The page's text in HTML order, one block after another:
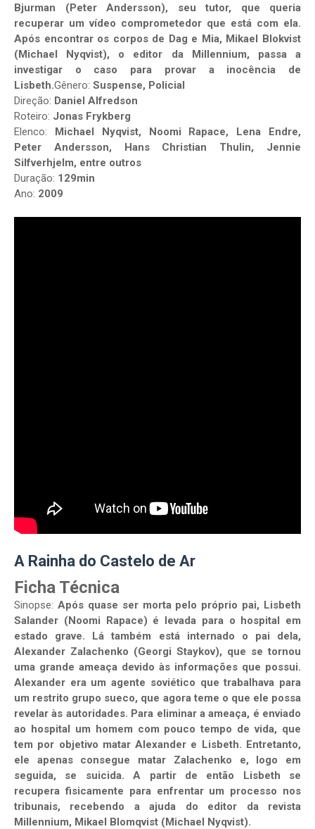
Bjurman (Peter Andersson), seu tutor, que queria
recuperar um vídeo comprometedor que está com ela.
Após encontrar os corpos de Dag e Mia, Mikael Blokvist
(Michael Nyqvist), o editor da Millennium, passa a
investigar o caso para provar a inocência de
Lisbeth.Gênero: Suspense, Policial
Direção: Daniel Alfredson
Roteiro: Jonas Frykberg
Elenco:
Michael Nyqvist, Noomi Rapace, Lena Endre,
Peter Andersson, Hans Christian Thulin, Jennie
Silfverhjelm, entre outros
Duração: 129min
Ano: 2009
A Rainha do Castelo de Ar
Ficha Técnica
Sinopse: Após quase ser morta pelo próprio pai, Lisbeth
Salander (Noomi Rapace) é levada para o hospital em
estado grave. Lá também está internado o pai dela,
Alexander Zalachenko (Georgi Staykov), que se tornou
uma grande ameaça devido às informações que possui.
Alexander era um agente soviético que trabalhava para
um restrito grupo sueco, que agora teme o que ele possa
revelar às autoridades. Para eliminar a ameaça, é enviado
ao hospital um homem com pouco tempo de vida, que
tem por objetivo matar Alexander e Lisbeth. Entretanto,
ele apenas consegue matar Zalachenko e, logo em
seguida, se suicida. A partir de então Lisbeth se
recupera fisicamente para enfrentar um processo nos
tribunais, recebendo a ajuda do editor da revista
Millennium, Mikael Blomqvist (Michael Nyqvist).